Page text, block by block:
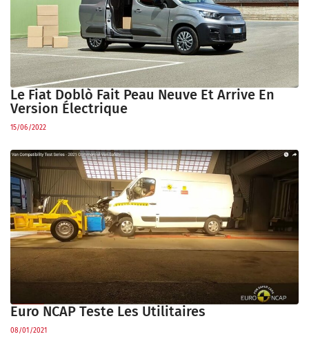
Le Fiat Doblò Fait Peau Neuve Et Arrive En
Version Électrique
15/06/2022
Euro NCAP Teste Les Utilitaires
08/01/2021